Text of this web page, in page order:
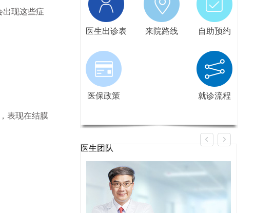
出现这些症
表现在结膜
医生出诊表 来院路线 自助预约
医保政策 就诊流程
医生团队